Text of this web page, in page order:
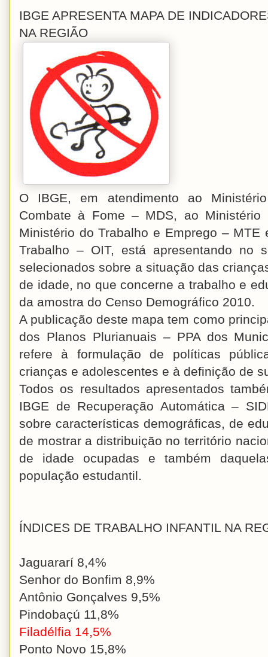
IBGE APRESENTA MAPA DE
NA REGIÃO
O IBGE, em atendimento ao
Combate à Fome – MDS, ao
Ministério do Trabalho e Emprego –
Trabalho – OIT, está apresentando no
selecionados sobre a situação das
de idade, no que concerne a trabalho e
da amostra do Censo Demográfico 2010.
A publicação deste mapa tem como
dos Planos Plurianuais – PPA dos
refere à formulação de políticas
crianças e adolescentes e à definição de
Todos os resultados apresentados
IBGE de Recuperação Automática –
sobre características demográficas, de
de mostrar a distribuição no território
de idade ocupadas e também
população estudantil.
ÍNDICES DE TRABALHO INFANTIL NA
Jaguararí 8,4%
Senhor do Bonfim 8,9%
Antônio Gonçalves 9,5%
Pindobaçú 11,8%
Filadélfia 14,5%
Ponto Novo 15,8%